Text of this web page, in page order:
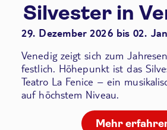
Silvester in
29. Dezember 2026 bis 02.
Venedig zeigt sich zum
festlich. Höhepunkt ist das
Teatro La Fenice – ein
auf höchstem Niveau.
Mehr